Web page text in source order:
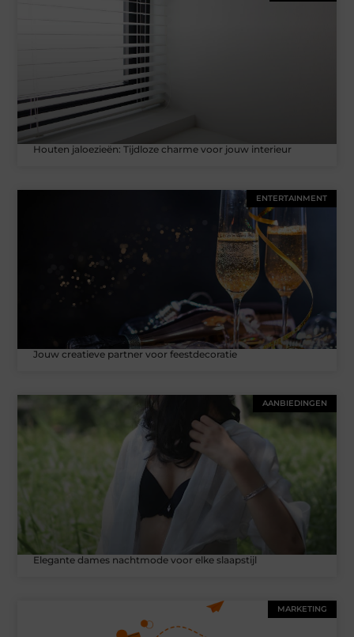
Houten jaloezieën: Tijdloze charme voor jouw interieur
ENTERTAINMENT
Jouw creatieve partner voor feestdecoratie
AANBIEDINGEN
Elegante dames nachtmode voor elke slaapstijl
MARKETING